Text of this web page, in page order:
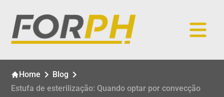
Home
Blog
Estufa de esterilização: Quando optar por convecção